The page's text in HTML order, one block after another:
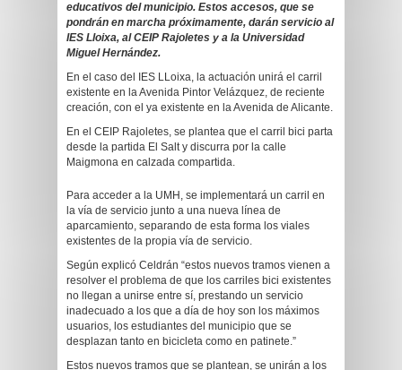
educativos del municipio. Estos accesos, que se
pondrán en marcha próximamente, darán servicio al
IES Lloixa, al CEIP Rajoletes y a la Universidad
Miguel Hernández.
En el caso del IES LLoixa, la actuación unirá el carril
existente en la Avenida Pintor Velázquez, de reciente
creación, con el ya existente en la Avenida de Alicante.
En el CEIP Rajoletes, se plantea que el carril bici parta
desde la partida El Salt y discurra por la calle
Maigmona en calzada compartida.
Para acceder a la UMH, se implementará un carril en
la vía de servicio junto a una nueva línea de
aparcamiento, separando de esta forma los viales
existentes de la propia vía de servicio.
Según explicó Celdrán “estos nuevos tramos vienen a
resolver el problema de que los carriles bici existentes
no llegan a unirse entre sí, prestando un servicio
inadecuado a los que a día de hoy son los máximos
usuarios, los estudiantes del municipio que se
desplazan tanto en bicicleta como en patinete.”
Estos nuevos tramos que se plantean, se unirán a los